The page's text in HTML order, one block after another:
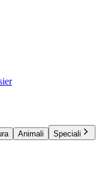
Animali
Speciali